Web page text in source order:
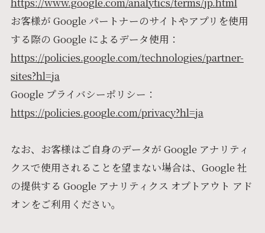
お客様が Google パートナーのサイトやアプリを使用
する際の Google によるデータ使用：
https://policies.google.com/technologies/partner-
sites?hl=ja
Google プライバシーポリシー：
https://policies.google.com/privacy?hl=ja
なお、お客様はご自身のデータが Google アナリティ
クスで使用されることを望まない場合は、Google 社
の提供する Google アナリティクス オプトアウト アド
オンをご利用ください。